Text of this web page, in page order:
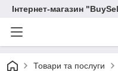
Інтернет-магазин
Товари та послуги